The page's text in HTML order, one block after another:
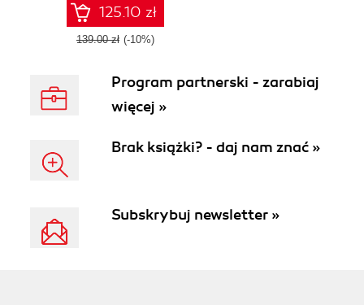
125.10 zł
139.00 zł (-10%)
Program partnerski - zarabiaj
więcej »
Brak książki? - daj nam znać »
Subskrybuj newsletter »